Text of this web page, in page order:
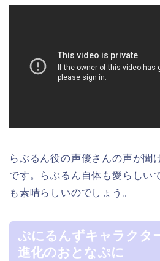
らぶるん役の声優さんの声が聞
です。らぶるん自体も愛らしい
も素晴らしいのでしょう。
ぷにるんずキャラクタ
進化のおとなぷに